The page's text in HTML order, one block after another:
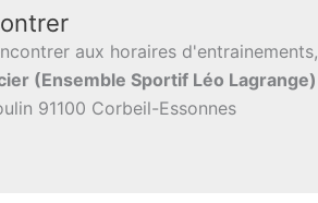
aux horaires d'entrainements,
(Ensemble Sportif Léo Lagrange)
91100 Corbeil-Essonnes